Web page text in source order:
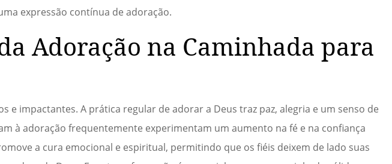
expressão contínua de adoração.
Adoração na Caminhada para
e impactantes. A prática regular de adorar a Deus traz paz, alegria e um senso de
à adoração frequentemente experimentam um aumento na fé e na confiança
a cura emocional e espiritual, permitindo que os fiéis deixem de lado suas